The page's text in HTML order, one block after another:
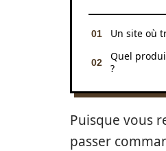
Un site où
Quel
?
Puisque vous
passer